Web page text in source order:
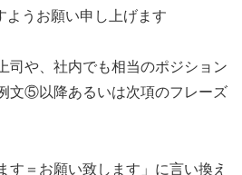
ようお願い申し上げます
司や、社内でも相当のポジション
文⑤以降あるいは次項のフレーズ
す＝お願い致します」に言い換え